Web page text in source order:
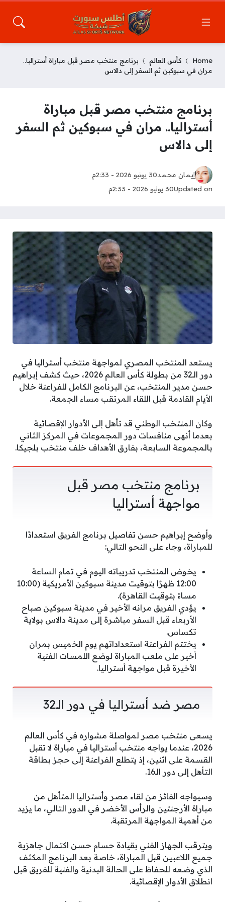
Home كأس العالم
برنامج منتخب مصر قبل مباراة أستراليا..
مران في سبوكين ثم السفر إلى دالاس
برنامج منتخب مصر قبل مباراة
أستراليا.. مران في سبوكين ثم السفر
إلى دالاس
إيمان محمد30 يونيو 2026 - 2:33م
Updated on30 يونيو 2026 - 2:33م
يستعد المنتخب المصري لمواجهة منتخب أستراليا في
دور الـ32 من بطولة كأس العالم 2026، حيث كشف إبراهيم
حسن مدير المنتخب، عن البرنامج الكامل للفراعنة خلال
الأيام القادمة قبل اللقاء المرتقب مساء الجمعة.
وكان المنتخب الوطني قد تأهل إلى الأدوار الإقصائية
بعدما أنهى منافسات دور المجموعات في المركز الثاني
بالمجموعة السابعة، بفارق الأهداف خلف منتخب بلجيكا.
برنامج منتخب مصر قبل
مواجهة أستراليا
وأوضح إبراهيم حسن تفاصيل برنامج الفريق استعدادًا
للمباراة، وجاء على النحو التالي:
يخوض المنتخب تدريباته اليوم في تمام الساعة
12:00 ظهرًا بتوقيت مدينة سبوكين الأمريكية (10:00
مساءً بتوقيت القاهرة).
يؤدي الفريق مرانه الأخير في مدينة سبوكين صباح
الأربعاء قبل السفر مباشرة إلى مدينة دالاس بولاية
تكساس.
يختتم الفراعنة استعداداتهم يوم الخميس بمران
أخير على ملعب المباراة لوضع اللمسات الفنية
الأخيرة قبل مواجهة أستراليا.
مصر ضد أستراليا في دور الـ32
يسعى منتخب مصر لمواصلة مشواره في كأس العالم
2026، عندما يواجه منتخب أستراليا في مباراة لا تقبل
القسمة على اثنين، إذ يتطلع الفراعنة إلى حجز بطاقة
التأهل إلى دور الـ16.
وسيواجه الفائز من لقاء مصر وأستراليا المتأهل من
مباراة الأرجنتين والرأس الأخضر في الدور التالي، ما يزيد
من أهمية المواجهة المرتقبة.
ويترقب الجهاز الفني بقيادة حسام حسن اكتمال جاهزية
جميع اللاعبين قبل المباراة، خاصة بعد البرنامج المكثف
الذي وضعه للحفاظ على الحالة البدنية والفنية للفريق قبل
انطلاق الأدوار الإقصائية.